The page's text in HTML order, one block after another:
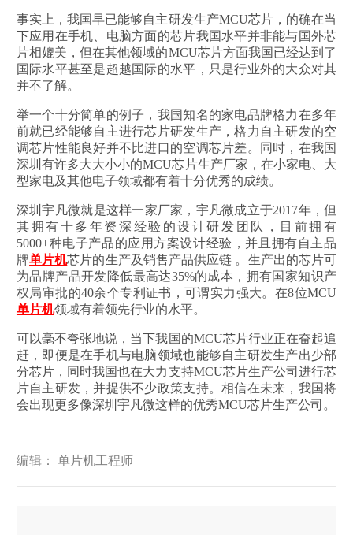
事实上，我国早已能够自主研发生产MCU芯片，的确在当
下应用在手机、电脑方面的芯片我国水平并非能与国外芯
片相媲美，但在其他领域的MCU芯片方面我国已经达到了
国际水平甚至是超越国际的水平，只是行业外的大众对其
并不了解。
举一个十分简单的例子，我国知名的家电品牌格力在多年
前就已经能够自主进行芯片研发生产，格力自主研发的空
调芯片性能良好并不比进口的空调芯片差。同时，在我国
深圳有许多大大小小的MCU芯片生产厂家，在小家电、大
型家电及其他电子领域都有着十分优秀的成绩。
深圳宇凡微就是这样一家厂家，宇凡微成立于2017年，但
其拥有十多年资深经验的设计研发团队，目前拥有
5000+种电子产品的应用方案设计经验，并且拥有自主品
牌单片机芯片的生产及销售产品供应链 。生产出的芯片可
为品牌产品开发降低最高达35%的成本，拥有国家知识产
权局审批的40余个专利证书，可谓实力强大。在8位MCU
单片机领域有着领先行业的水平。
可以毫不夸张地说，当下我国的MCU芯片行业正在奋起追
赶，即便是在手机与电脑领域也能够自主研发生产出少部
分芯片，同时我国也在大力支持MCU芯片生产公司进行芯
片自主研发，并提供不少政策支持。相信在未来，我国将
会出现更多像深圳宇凡微这样的优秀MCU芯片生产公司。
编辑： 单片机工程师